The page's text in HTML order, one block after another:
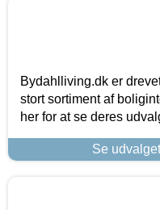
Bydahlliving.dk er
stort sortiment af
her for at se deres
Se